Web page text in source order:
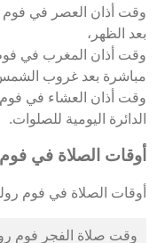
وقت أذان العصر في
بعد الظهر،
وقت أذان المغرب في
مباشرة بعد غروب
وقت أذان العشاء في فوم
الدائرة اليومية للصلوات.
أوقات الصلاة في
أوقات الصلاة في فوم رولوس ليوم
وقت صلاة الفجر فوم